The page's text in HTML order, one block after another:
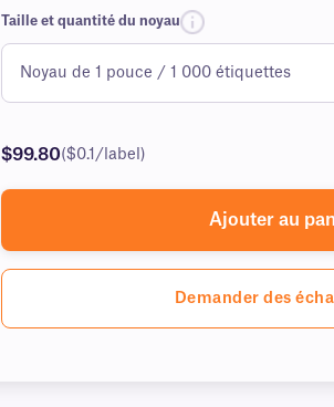
Taille et quantité du noyau
$99.80($0.1/label)
Ajouter au
Demander des